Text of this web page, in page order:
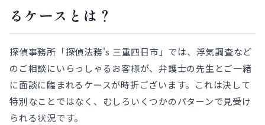
るケースとは？
探偵事務所「探偵法務's 三重四日市」では、浮気調査など
のご相談にいらっしゃるお客様が、弁護士の先生とご一緒
に面談に臨まれるケースが時折ございます。これは決して
特別なことではなく、むしろいくつかのパターンで見受け
られる状況です。